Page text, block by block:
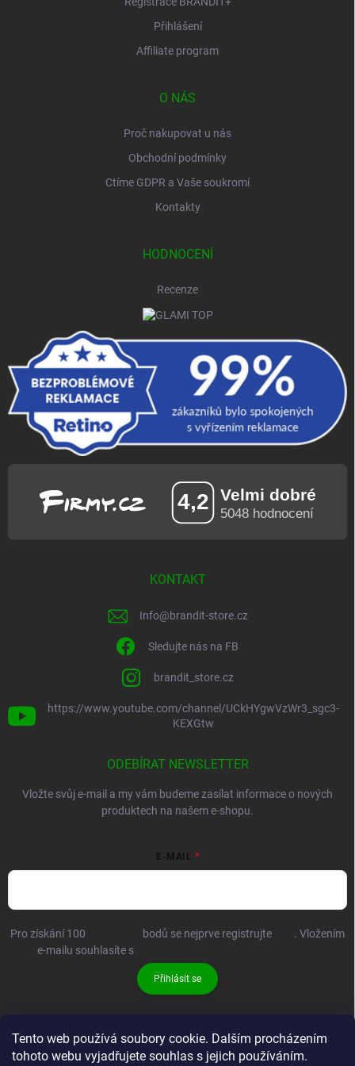
Tento web používá soubory cookie. Dalším procházením
tohoto webu vyjadřujete souhlas s jejich používáním.
Přihlášení
Affiliate program
O NÁS
Proč nakupovat u nás
Obchodní podmínky
Ctíme GDPR a Vaše soukromí
Kontakty
HODNOCENÍ
Recenze
KONTAKT
Info@brandit-store.cz
Sledujte nás na FB
brandit_store.cz
https://www.youtube.com/channel/UCkHYgwVzWr3_sgc3-
KEXGtw
ODEBÍRAT NEWSLETTER
Vložte svůj e-mail a my vám budeme zasílat informace o nových
produktech na našem e-shopu.
E-MAIL
Pro získání 100 bodů se nejprve registrujte
. Vložením
e-mailu souhlasíte s
Přihlásit se